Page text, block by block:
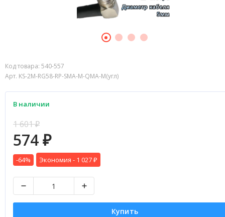
Код товара: 540-557
Арт. KS-2M-RG58-RP-SMA-M-QMA-M(угл)
В наличии
1 601₽
574 ₽
-64% Экономия - 1 027 ₽
Купить